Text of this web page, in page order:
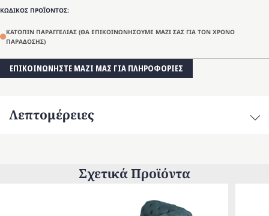
ΚΩΔΙΚΟΣ ΠΡΟΪΟΝΤΟΣ:
ΚΑΤΟΠΙΝ ΠΑΡΑΓΓΕΛΙΑΣ (ΘΑ ΕΠΙΚΟΙΝΩΝΗΣΟΥΜΕ ΜΑΖΙ ΣΑΣ ΓΙΑ ΤΟΝ ΧΡΟΝΟ
ΠΑΡΑΔΟΣΗΣ)
ΕΠΙΚΟΙΝΩΝΗΣΤΕ ΜΑΖΙ ΜΑΣ ΓΙΑ ΠΛΗΡΟΦΟΡΙΕΣ
Λεπτομέρειες
Σχετικά Προϊόντα